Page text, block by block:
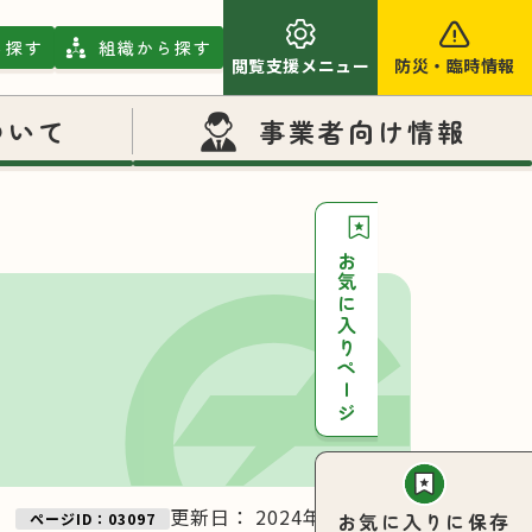
す 組織から探す
閲覧支援メニュー 防災 ・ 臨時情報
て 事業者向け情報
お気に入りページ
お気に入りに保存
ページID：03097 更新日： 2024年11月27日